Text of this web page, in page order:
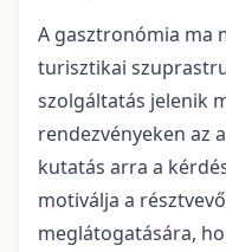
A gasztronómia ma
turisztikai
szolgáltatás jelenik
rendezvényeken az
kutatás arra a
motiválja a
meglátogatására,